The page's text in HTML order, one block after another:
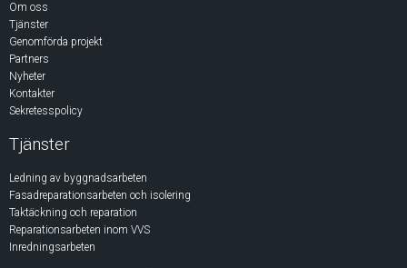
Om oss
Tjänster
Genomförda projekt
Partners
Nyheter
Kontakter
Sekretesspolicy
Tjänster
Ledning av byggnadsarbeten
Fasadreparationsarbeten och isolering
Taktäckning och reparation
Reparationsarbeten inom VVS
Inredningsarbeten